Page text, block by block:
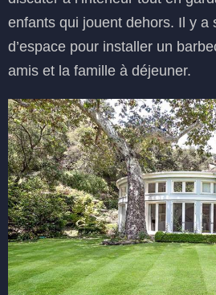
enfants qui jouent dehors. Il y a
d’espace pour installer un
amis et la famille à déjeuner.